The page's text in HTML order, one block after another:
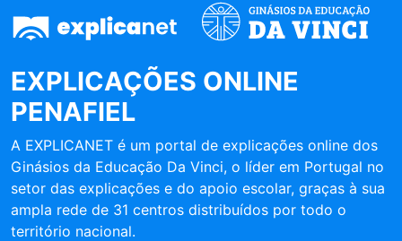
EXPLICAÇÕES ONLINE
PENAFIEL
A EXPLICANET é um portal de explicações online dos
Ginásios da Educação Da Vinci, o líder em Portugal no
setor das explicações e do apoio escolar, graças à sua
ampla rede de 31 centros distribuídos por todo o
território nacional.